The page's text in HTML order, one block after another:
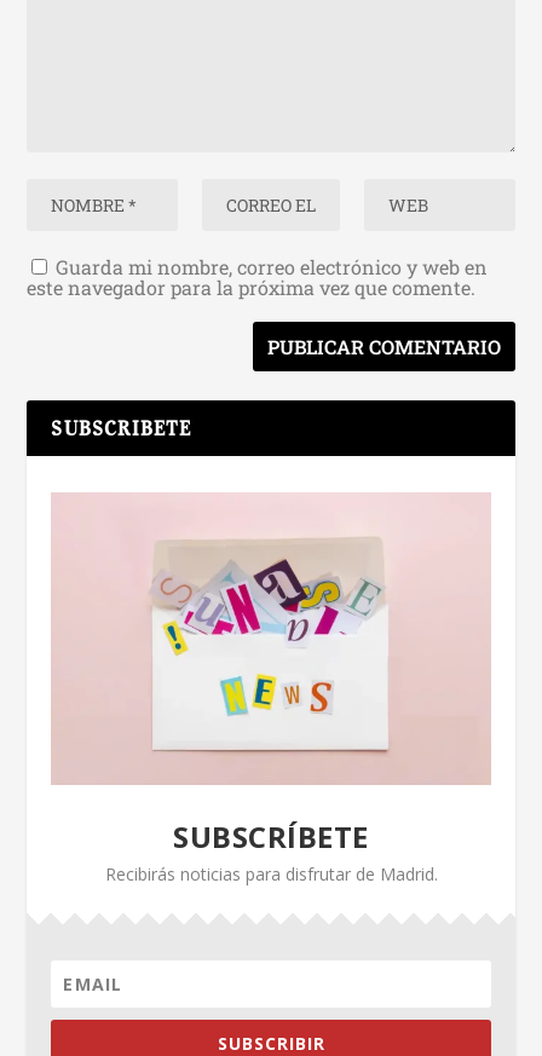
Guarda mi nombre, correo electrónico y web en
este navegador para la próxima vez que comente.
SUBSCRIBETE
SUBSCRÍBETE
Recibirás noticias para disfrutar de Madrid.
SUBSCRIBIR